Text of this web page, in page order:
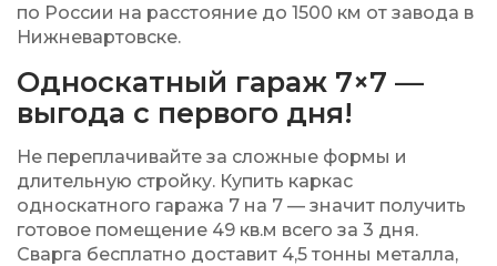
по России на расстояние до 1500 км от завода в
Нижневартовске.
Односкатный гараж 7×7 —
выгода с первого дня!
Не переплачивайте за сложные формы и
длительную стройку. Купить каркас
односкатного гаража 7 на 7 — значит получить
готовое помещение 49 кв.м всего за 3 дня.
Сварга бесплатно доставит 4,5 тонны металла,